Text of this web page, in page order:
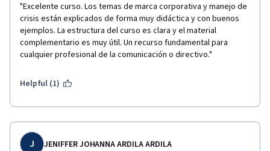
"Excelente curso. Los temas de marca corporativa y manejo de
crisis están explicados de forma muy didáctica y con buenos
ejemplos. La estructura del curso es clara y el material
complementario es muy útil. Un recurso fundamental para
cualquier profesional de la comunicación o directivo."
Helpful (1)
J JENIFFER JOHANNA ARDILA ARDILA